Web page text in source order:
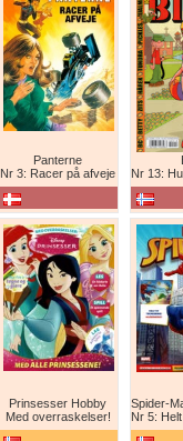
Panterne
Nr 3: Racer på afveje
Nr 13: Humor
Prinsesser Hobby
Med overraskelser!
Nr 5: Helt ny